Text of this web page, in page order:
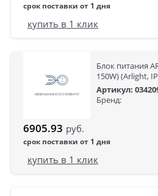
срок поставки от 1 дня
купить в 1 клик
Блок питания
150W) (Arlight,
Артикул:
Бренд:
6905.93 руб.
срок поставки от 1 дня
купить в 1 клик